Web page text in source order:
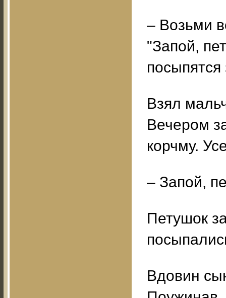
– Возьми
"Запой,
Взял
Вечером
корчму.
– Запой,
Петушок
Вдовин